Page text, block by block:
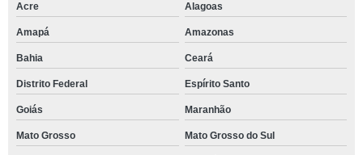
Acre
Alagoas
Amapá Amazonas
Bahia Ceará
Distrito Federal Espírito Santo
Goiás Maranhão
Mato Grosso Mato Grosso do Sul